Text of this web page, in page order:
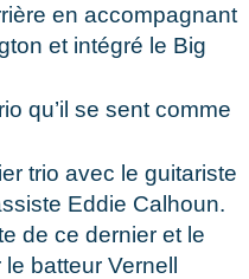
en accompagnant
et intégré le Big
qu’il se sent comme
trio avec le guitariste
Eddie Calhoun.
de ce dernier et le
batteur Vernell